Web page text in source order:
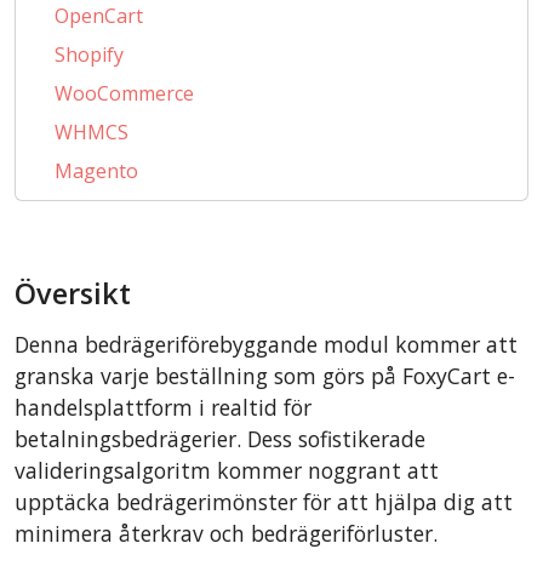
OpenCart
Shopify
WooCommerce
WHMCS
Magento
PrestaShop
AbanteCart
LiteCart
ZenCart
PinnacleCart
Easy Digital Downloads
nopCommerce
Översikt
Denna bedrägeriförebyggande modul kommer att
granska varje beställning som görs på FoxyCart e-
handelsplattform i realtid för
betalningsbedrägerier. Dess sofistikerade
valideringsalgoritm kommer noggrant att
upptäcka bedrägerimönster för att hjälpa dig att
minimera återkrav och bedrägeriförluster.